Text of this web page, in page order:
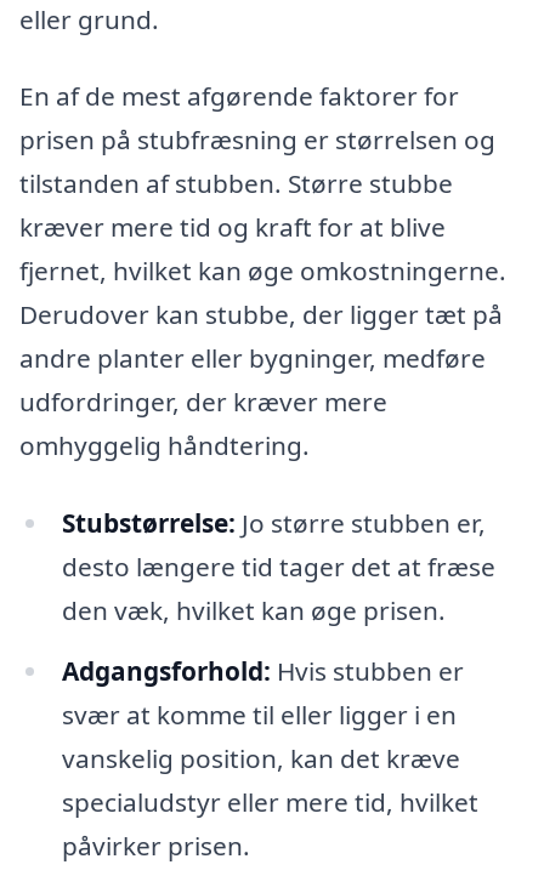
eller grund.
En af de mest afgørende faktorer for
prisen på stubfræsning er størrelsen og
tilstanden af stubben. Større stubbe
kræver mere tid og kraft for at blive
fjernet, hvilket kan øge omkostningerne.
Derudover kan stubbe, der ligger tæt på
andre planter eller bygninger, medføre
udfordringer, der kræver mere
omhyggelig håndtering.
Stubstørrelse: Jo større stubben er,
desto længere tid tager det at fræse
den væk, hvilket kan øge prisen.
Adgangsforhold: Hvis stubben er
svær at komme til eller ligger i en
vanskelig position, kan det kræve
specialudstyr eller mere tid, hvilket
påvirker prisen.